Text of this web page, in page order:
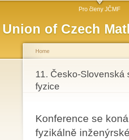
Union of Czech
Pro členy JČMF
You are here
Home
11. Česko-
fyzice
Konference se
fyzikálně